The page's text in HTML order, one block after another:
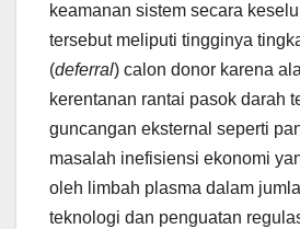
keamanan sistem secara
tersebut meliputi tingginya
(deferral) calon donor karena
kerentanan rantai pasok darah
guncangan eksternal seperti
masalah inefisiensi ekonomi
oleh limbah plasma dalam
teknologi dan penguatan